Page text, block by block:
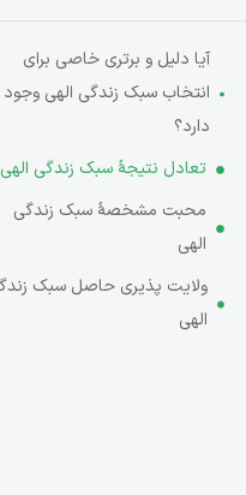
آیا دلیل و برتری خاصی برای
انتخاب سبک زندگی الهی وجود
دارد؟
تعادل نتیجۀ سبک زندگی الهی
محبت مشخصۀ سبک زندگی
الهی
ولایت پذیری حاصل سبک
الهی